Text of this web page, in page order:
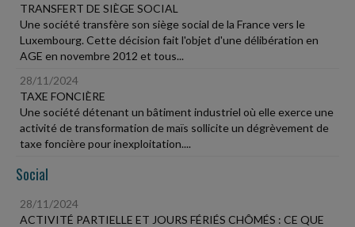
TRANSFERT DE SIÈGE SOCIAL
Une société transfère son siège social de la France vers le
Luxembourg. Cette décision fait l'objet d'une délibération en
AGE en novembre 2012 et tous...
28/11/2024
TAXE FONCIÈRE
Une société détenant un bâtiment industriel où elle exerce une
activité de transformation de maïs sollicite un dégrèvement de
taxe foncière pour inexploitation....
Social
28/11/2024
ACTIVITÉ PARTIELLE ET JOURS FÉRIÉS CHÔMÉS : CE QUE